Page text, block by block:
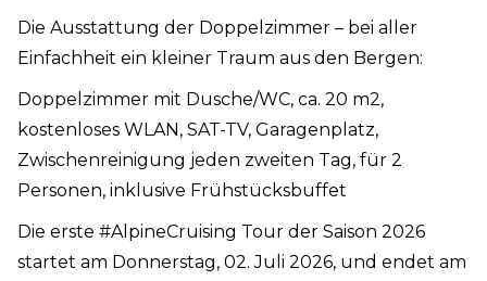
Die Ausstattung der Doppelzimmer – bei aller
Einfachheit ein kleiner Traum aus den Bergen:
Doppelzimmer mit Dusche/WC, ca. 20 m2,
kostenloses WLAN, SAT-TV, Garagenplatz,
Zwischenreinigung jeden zweiten Tag, für 2
Personen, inklusive Frühstücksbuffet
Die erste #AlpineCruising Tour der Saison 2026
startet am Donnerstag, 02. Juli 2026, und endet am